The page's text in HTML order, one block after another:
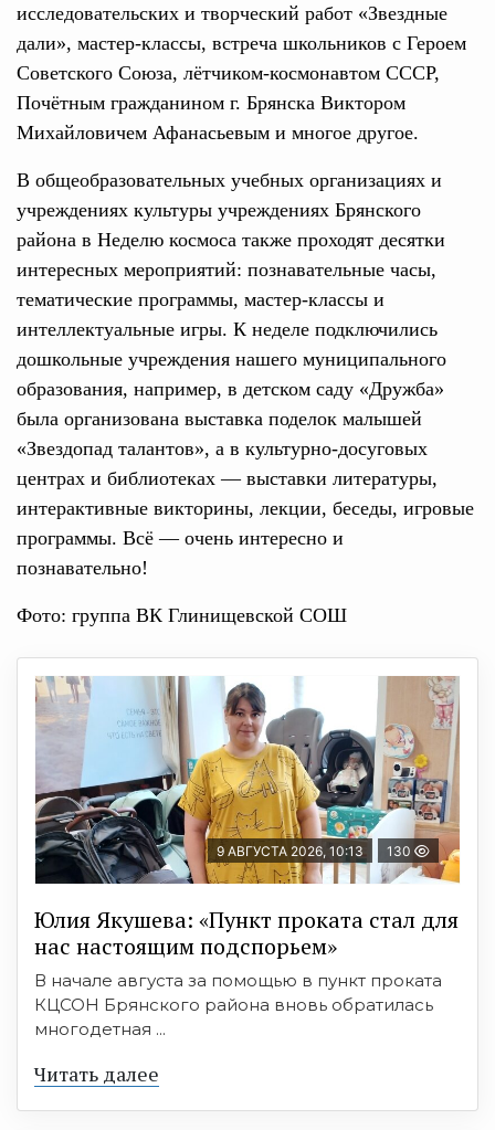
исследовательских и творческий работ «Звездные
дали», мастер-классы, встреча школьников с Героем
Советского Союза, лётчиком-космонавтом СССР,
Почётным гражданином г. Брянска Виктором
Михайловичем Афанасьевым и многое другое.
В общеобразовательных учебных организациях и
учреждениях культуры учреждениях Брянского
района в Неделю космоса также проходят десятки
интересных мероприятий: познавательные часы,
тематические программы, мастер-классы и
интеллектуальные игры. К неделе подключились
дошкольные учреждения нашего муниципального
образования, например, в детском саду «Дружба»
была организована выставка поделок малышей
«Звездопад талантов», а в культурно-досуговых
центрах и библиотеках — выставки литературы,
интерактивные викторины, лекции, беседы, игровые
программы. Всё — очень интересно и
познавательно!
Фото: группа ВК Глинищевской СОШ
9 АВГУСТА 2026, 10:13 130
Юлия Якушева: «Пункт проката стал для
нас настоящим подспорьем»
В начале августа за помощью в пункт проката
КЦСОН Брянского района вновь обратилась
многодетная ...
Читать далее